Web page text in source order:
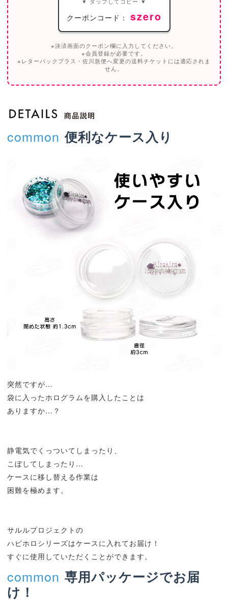
クーポンコード： szero
※決済画面のクーポン欄に入力してください。
※会員登録が必要です。
※レターパックプラス・佐川急便へ変更の送料チケットには適応されま
せん。
common 便利なケース入り
突然ですが…
袋に入ったホログラムを購入したことは
ありますか…？
静電気でくっついてしまったり、
こぼしてしまったり…
ケースに移し替える作業は
困難を極めます。
サルルプロジェクトの
ハピホロシリーズはケースに入れてお届け！
すぐに使用していただくことができます。
common 専用パッケージでお届
け！